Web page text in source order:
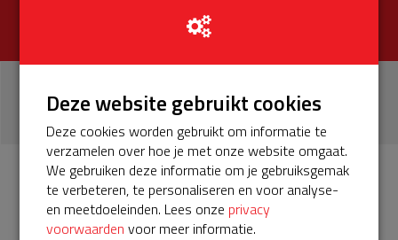
Univé Buurtfonds
3
donaties
Info Donateurs 3
Deze website gebruikt cookies
Deze cookies worden gebruikt om informatie te
verzamelen over hoe je met onze website omgaat.
We gebruiken deze informatie om je gebruiksgemak
te verbeteren, te personaliseren en voor analyse-
en meetdoeleinden. Lees onze privacy
voorwaarden voor meer informatie.